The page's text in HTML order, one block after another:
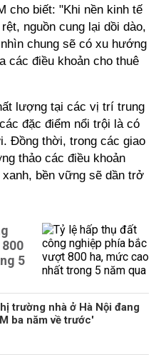
cho biết: "Khi nền kinh tế
nguồn cung lại dồi dào,
chung sẽ có xu hướng
các điều khoản cho thuê
lượng tại các vị trí trung
đặc điểm nổi trội là có
Đồng thời, trong các giao
thảo các điều khoản
bền vững sẽ dần trở
5
trường nhà ở Hà Nội đang
ba năm về trước'